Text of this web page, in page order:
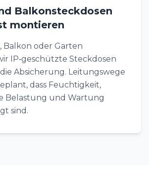
Balkonsteckdosen
montieren
Balkon oder Garten
IP‑geschützte Steckdosen
Absicherung. Leitungswege
dass Feuchtigkeit,
Belastung und Wartung
sind.